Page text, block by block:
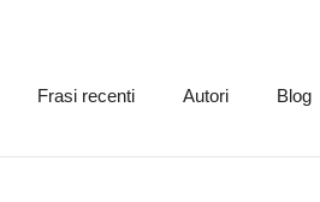
Frasi recenti Autori Blog